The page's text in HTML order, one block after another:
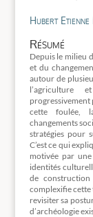
Hubert Etienne
Résumé
Depuis le milieu
et du
autour de
l’agriculture
progressivement
cette foulée,
changements
stratégies pour
C’est ce qui
motivée par
identités
de
complexifie cette
revisiter sa
d’archéologie